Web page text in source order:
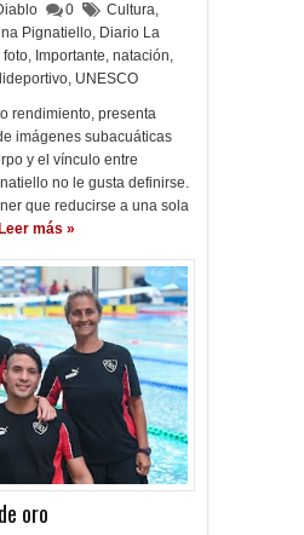
0 Cultura,
Pignatiello, Diario La
foto, Importante, natación,
, UNESCO
rendimiento, presenta
imágenes subacuáticas
y el vínculo entre
no le gusta definirse.
que reducirse a una sola
Leer más »
oro